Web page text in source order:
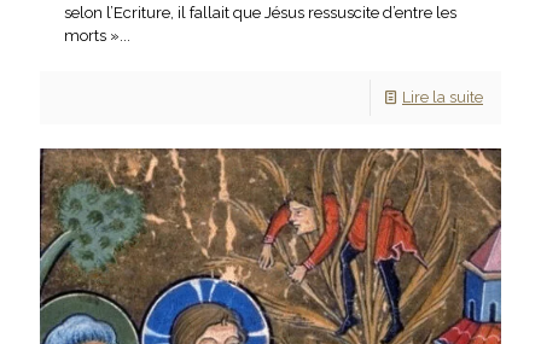
selon l’Ecriture, il fallait que Jésus ressuscite d’entre les
morts »...
Lire la suite